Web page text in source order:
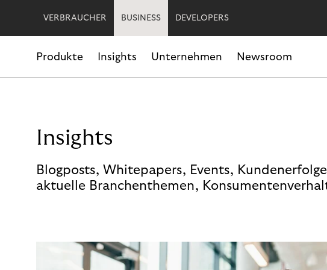
VERBRAUCHER BUSINESS DEVELOPERS
Produkte Insights Unternehmen Newsroom
Insights
Blogposts, Whitepapers, Events,
aktuelle Branchenthemen,